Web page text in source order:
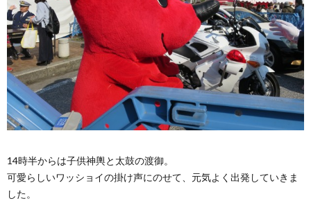
14時半からは子供神輿と太鼓の渡御。
可愛らしいワッショイの掛け声にのせて、元気よく出発していきま
した。